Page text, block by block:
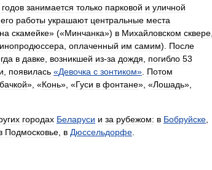
годов занимается только парковой и уличной
его работы украшают центральные места
на скамейке» («Минчанка») в Михайловском сквере
оплаченный им самим). После
в давке возникшей из-за дождя погибло 53
появилась «Девочка с зонтиком» Потом
», «Конь», «Гуси в фонтане», «Лошадь»,
городах Беларуси и за рубежом: в Бобруйске
Подмосковье в Дюссельдорфе